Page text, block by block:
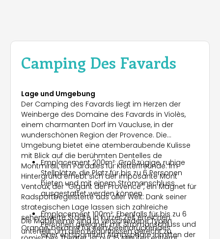
Camping Des Favards
Lage und Umgebung
Der Camping des Favards liegt im Herzen der
Weinberge des Domaine des Favards in Violès,
einem charmanten Dorf im Vaucluse, in der
wunderschönen Region der Provence. Die
Umgebung bietet eine atemberaubende Kulisse
mit Blick auf die berühmten Dentelles de
Montmirail, ein Paradies für Kletterfreunde. Im
Hintergrund erhebt sich der imposante Mont
Ventoux, der "Gigant der Provence", ein Magnet für
Radsportbegeisterte aus aller Welt. Dank seiner
strategischen Lage lassen sich zahlreiche
sehenswerte Städte in kurzer Zeit erreichen:
Orange, bekannt für sein beeindruckendes
Emplacement 200m²: Großzügige, ruhige
Stellplätze, die Platz für bis zu 6 Personen
bieten und mit einem Stromanschluss
ausgestattet werden können.
Emplacement 100m²: Ebenfalls für bis zu 6
Personen geeignet, mit Stromanschluss und
einer entspannten Atmosphäre inmitten der
Die Mobilheime sind in verschiedene Typen
unterteilt, um allen Bedürfnissen gerecht zu